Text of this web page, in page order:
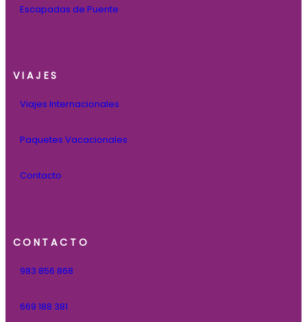
Escapadas de Puente
VIAJES
Viajes Internacionales
Paquetes Vacacionales
Contacto
CONTACTO
983 856 868
669 188 381